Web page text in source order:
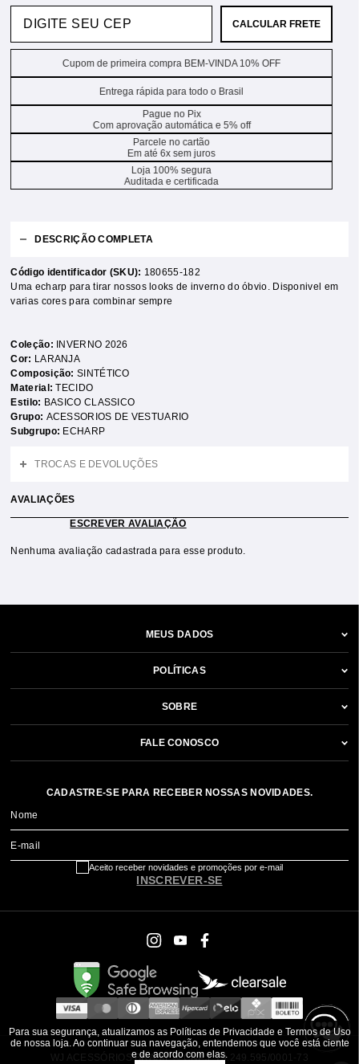
CALCULAR FRETE
Cupom de primeira compra BEM-VINDA 10% OFF
Entrega rápida para todo o Brasil
Pague no Pix
Com aprovação automática e 5% off
Parcele no cartão
Em até 6x sem juros
Loja 100% segura
Auditada e certificada
DESCRIÇÃO COMPLETA
Código identificador (SKU): 180655-182
Uma echarp para tirar nossos looks de inverno do óbvio. Disponivel em
varias cores para combinar sempre
Coleção:
INVERNO 2026
Cor: LARANJA
Composição:SINTÉTICO
Material:TECIDO
Estilo: BASICO CLASSICO
Grupo: ACESSORIOS DE VESTUARIO
Subgrupo: ECHARP
TROCAS E DEVOLUÇÕES
AVALIAÇÕES
ESCREVER AVALIAÇÃO
Nenhuma avaliação cadastrada para esse produto.
MEUS DADOS
POLÍTICAS
SOBRE
FALE CONOSCO
CADASTRE-SE PARA RECEBER NOSSAS NOVIDADES.
Nome
E-mail
INSCREVER-SE
Aceito receber novidades e promoções por e-mail
WJ ACESSÓRIOS BRASIL ® CNPJ: 79.249.595/0001-73
Para sua segurança, atualizamos as Políticas de Privacidade e Termos de Uso
de nossa loja. Ao continuar sua navegação, entendemos que você está ciente
e de acordo com elas.